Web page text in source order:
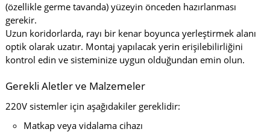
(özellikle germe tavanda) yüzeyin önceden hazırlanması
gerekir.
Uzun koridorlarda, rayı bir kenar boyunca yerleştirmek alanı
optik olarak uzatır. Montaj yapılacak yerin erişilebilirliğini
kontrol edin ve sisteminize uygun olduğundan emin olun.
Gerekli Aletler ve Malzemeler
220V sistemler için aşağıdakiler gereklidir:
Matkap veya vidalama cihazı